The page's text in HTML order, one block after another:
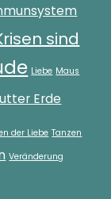
sind
Liebe Maus
Erde
der Liebe Tanzen
Veränderung